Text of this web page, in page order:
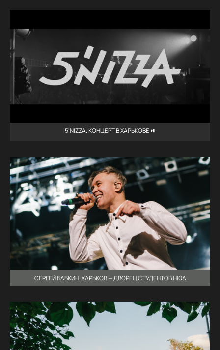
5'NIZZA. КОНЦЕРТ В ХАРЬКОВЕ ⏯
СЕРГЕЙ БАБКИН. ХАРЬКОВ — ДВОРЕЦ СТУДЕНТОВ НЮА